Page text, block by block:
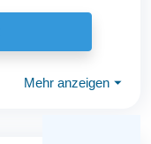
Mehr anzeigen ⏷